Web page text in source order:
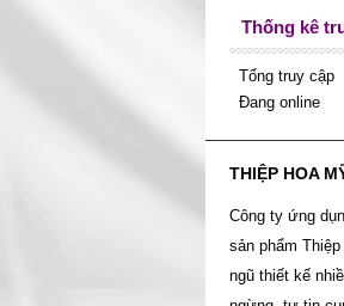
Thống kê
Tổng truy cập
Đang online
THIỆP HOA
Công ty ứng
sản phẩm
ngũ thiết kế